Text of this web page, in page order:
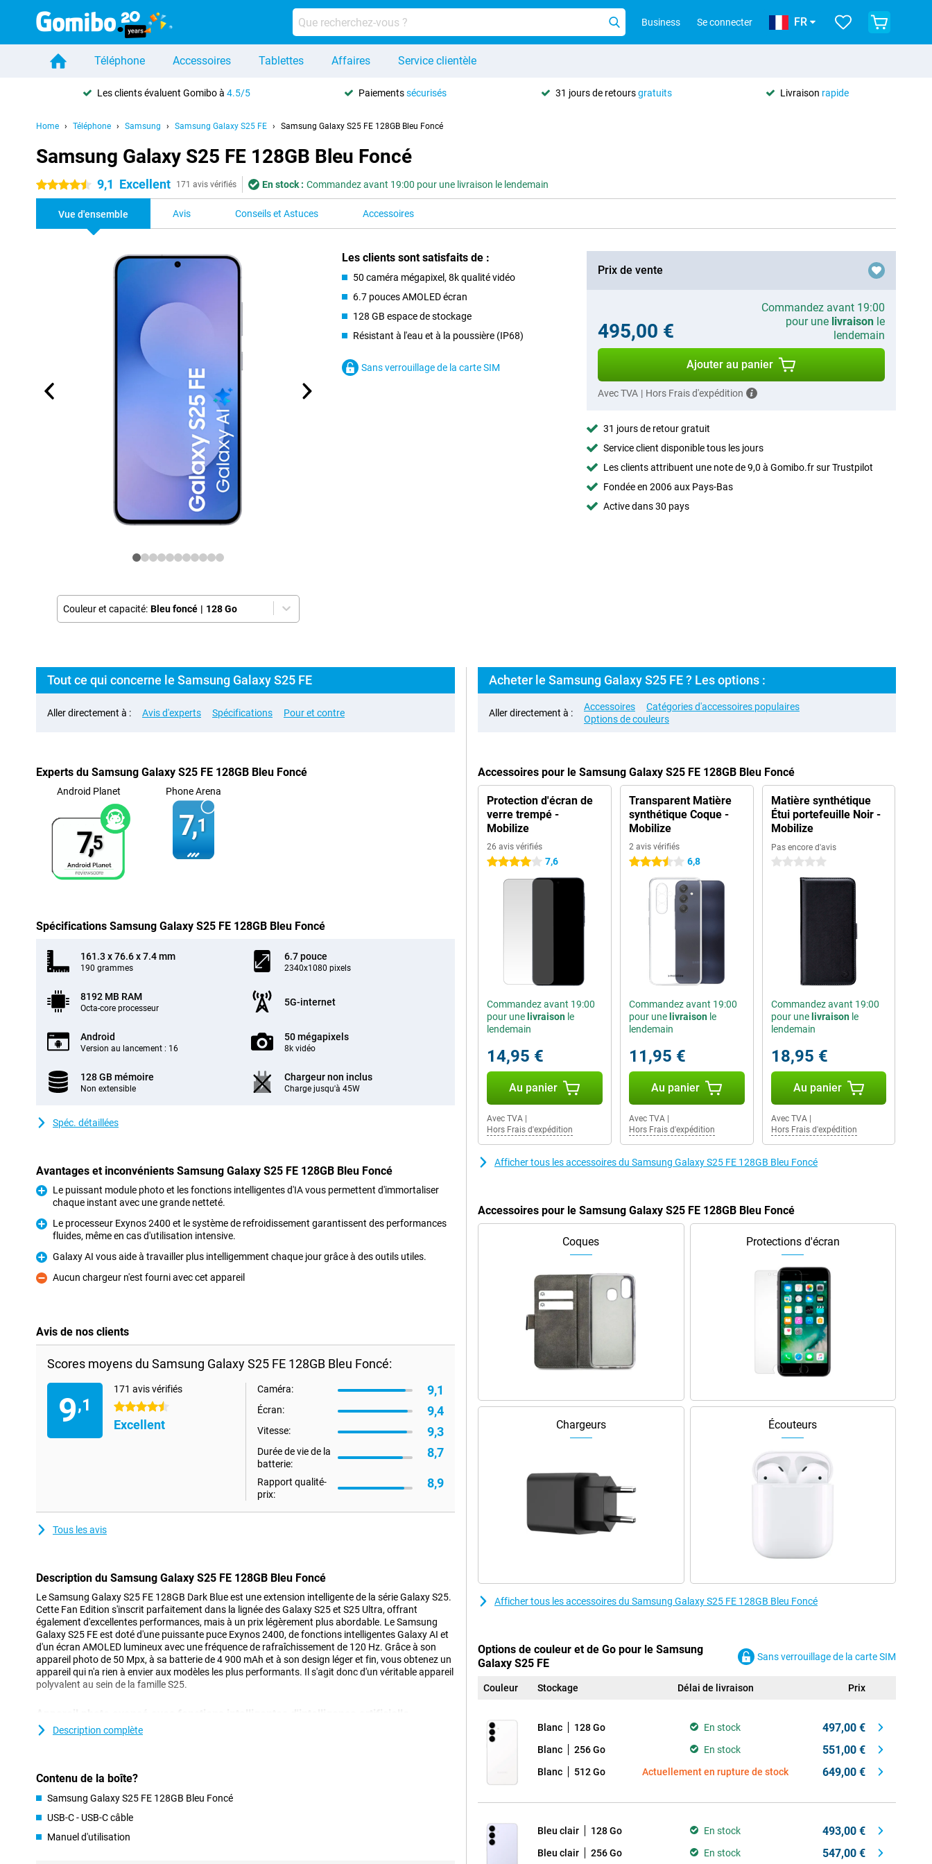
Business Se connecter FR
Téléphone Accessoires Tablettes Affaires Service clientèle
Les clients évaluent Gomibo à4.5/5 Paiementssécurisés 31 jours de retoursgratuits Livraison rapide
Home Téléphone Samsung Samsung Galaxy S25 FE Samsung Galaxy S25 FE 128GB Bleu Foncé
Samsung Galaxy S25 FE 128GB Bleu Foncé
4.5 étoiles 9,1 Excellent 171 avis vérifiés En stock : Commandez avant 19:00 pour une livraison le lendemain
Vue d'ensemble Avis Conseils et Astuces Accessoires
Couleur et capacité: Bleu foncé | 128 Go
Les clients sont satisfaits de :
50 caméra mégapixel, 8k qualité vidéo
6.7 pouces AMOLED écran
128 GB espace de stockage
Résistant à l'eau et à la poussière (IP68)
Sans verrouillage de la carte SIM
Prix de vente
495,00 €
Commandez avant 19:00
pour une livraisonle
lendemain
Ajouter au panier
Avec TVA | Hors Frais d'expédition
31 jours de retour gratuit
Service client disponible tous les jours
Les clients attribuent une note de 9,0 à Gomibo.fr sur Trustpilot
Fondée en 2006 aux Pays-Bas
Active dans 30 pays
Tout ce qui concerne le Samsung Galaxy S25 FE
Aller directement à : Avis d'experts Spécifications Pour et contre
Experts du Samsung Galaxy S25 FE 128GB Bleu Foncé
Android Planet
7,5
Phone Arena
7,1
Spécifications Samsung Galaxy S25 FE 128GB Bleu Foncé
161.3 x 76.6 x 7.4 mm
190 grammes
6.7 pouce
2340x1080 pixels
8192 MB RAM
Octa-core processeur
5G-internet
Android
Version au lancement : 16
50 mégapixels
8k vidéo
128 GB mémoire
Non extensible
Chargeur non inclus
Charge jusqu'à 45W
Spéc. détaillées
Avantages et inconvénients Samsung Galaxy S25 FE 128GB Bleu Foncé
Pour
Le puissant module photo et les fonctions intelligentes d'IA vous permettent d'immortaliser
chaque instant avec une grande netteté.
Pour
Le processeur Exynos 2400 et le système de refroidissement garantissent des performances
fluides, même en cas d'utilisation intensive.
Pour
Galaxy AI vous aide à travailler plus intelligemment chaque jour grâce à des outils utiles.
Contre
Aucun chargeur n'est fourni avec cet appareil
Avis de nos clients
Scores moyens du Samsung Galaxy S25 FE 128GB Bleu Foncé:
9,1
171 avis vérifiés
4.5 étoiles
Excellent
Caméra: 9,1
Écran: 9,4
Vitesse: 9,3
Durée de vie de la
batterie:
8,7
Rapport qualité-
prix:
8,9
Tous les avis
Description du Samsung Galaxy S25 FE 128GB Bleu Foncé
Le Samsung Galaxy S25 FE 128GB Dark Blue est une extension intelligente de la série Galaxy S25.
Cette Fan Edition s'inscrit parfaitement dans la lignée des Galaxy S25 et S25 Ultra, offrant
également d'excellentes performances, mais à un prix légèrement plus abordable. Le Samsung
Galaxy S25 FE est doté d'une puissante puce Exynos 2400, de fonctions intelligentes Galaxy AI et
d'un écran AMOLED lumineux avec une fréquence de rafraîchissement de 120 Hz. Grâce à son
appareil photo de 50 Mpx, à sa batterie de 4 900 mAh et à son design léger et fin, vous obtenez un
appareil qui n'a rien à envier aux modèles les plus performants. Il s'agit donc d'un véritable appareil
polyvalent au sein de la famille S25.
L'appareil photo principal de 50 mégapixels du Galaxy S25 FE saisit parfaitement chaque instant.
également d'un téléobjectif de 8 mégapixels et d'un objectif ultra grand-angle de 12 mégapixels.
Vous voulez faire de la vidéo ? Le S25 FE est fait pour vous, car il peut filmer en 8K ! Pour les
selfies, utilisez la caméra frontale de 12 MP avec la fonction Best Selfies, qui sélectionne
automatiquement les meilleurs réglages pour un selfie net et naturel. La fonction Super HDR Selfie
bruit, vous obtiendrez des vidéos claires même la nuit. Vous n'êtes toujours pas satisfait de vos
Description complète
Contenu de la boîte?
Samsung Galaxy S25 FE 128GB Bleu Foncé
USB-C - USB-C câble
Manuel d'utilisation
Acheter le Samsung Galaxy S25 FE ? Les options :
Aller directement à :
Accessoires
Catégories d'accessoires populaires
Options de couleurs
Accessoires pour le Samsung Galaxy S25 FE 128GB Bleu Foncé
Protection d'écran de
verre trempé -
Mobilize
26 avis vérifiés
4 étoiles 7,6
Commandez avant 19:00
pour une livraison le
lendemain
14,95 €
Au panier
Avec TVA
Hors Frais d'expédition
Transparent Matière
synthétique Coque -
Mobilize
2 avis vérifiés
3.5 étoiles 6,8
Commandez avant 19:00
pour une livraisonle
lendemain
11,95 €
Au panier
Avec TVA|
Hors Frais d'expédition
Matière synthétique
Étui portefeuille Noir -
Mobilize
Pas encore d'avis
0 étoiles
Commandez avant 19:00
pour une livraisonle
lendemain
18,95 €
Au panier
Avec TVA|
Hors Frais d'expédition
Afficher tous les accessoires du Samsung Galaxy S25 FE 128GB Bleu Foncé
Accessoires pour le Samsung Galaxy S25 FE 128GB Bleu Foncé
Coques Protections d'écran
Chargeurs Écouteurs
Afficher tous les accessoires du Samsung Galaxy S25 FE 128GB Bleu Foncé
Options de couleur et de Go pour le Samsung
Galaxy S25 FE
Sans verrouillage de la carte SIM
Couleur Stockage Délai de livraison Prix
Blanc 128 Go En stock 497,00 €
Blanc 256 Go En stock 551,00 €
Blanc 512 Go Actuellement en rupture de stock 649,00 €
Bleu clair 128 Go En stock 493,00 €
Bleu clair 256 Go En stock 547,00 €